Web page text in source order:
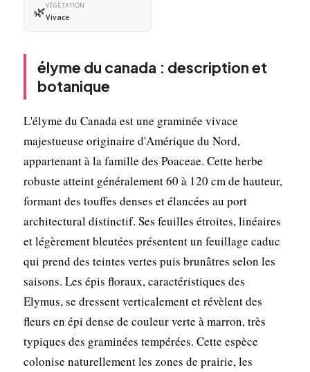
🌿VÉGÉTATION
Vivace
élyme du canada : description et
botanique
L'élyme du Canada est une graminée vivace
majestueuse originaire d'Amérique du Nord,
appartenant à la famille des Poaceae. Cette herbe
robuste atteint généralement 60 à 120 cm de hauteur,
formant des touffes denses et élancées au port
architectural distinctif. Ses feuilles étroites, linéaires
et légèrement bleutées présentent un feuillage caduc
qui prend des teintes vertes puis brunâtres selon les
saisons. Les épis floraux, caractéristiques des
Elymus, se dressent verticalement et révèlent des
fleurs en épi dense de couleur verte à marron, très
typiques des graminées tempérées. Cette espèce
colonise naturellement les zones de prairie, les